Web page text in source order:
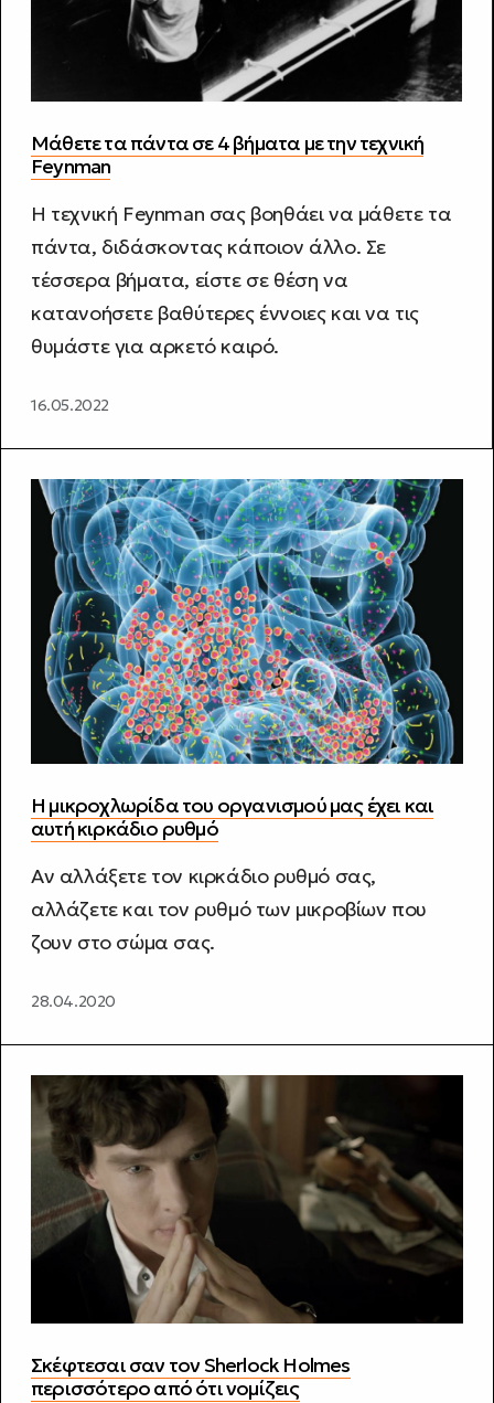
Μάθετε τα πάντα σε 4 βήματα με την τεχνική
Feynman
Η τεχνική Feynman σας βοηθάει να μάθετε τα
πάντα, διδάσκοντας κάποιον άλλο. Σε
τέσσερα βήματα, είστε σε θέση να
κατανοήσετε βαθύτερες έννοιες και να τις
θυμάστε για αρκετό καιρό.
16.05.2022
Η μικροχλωρίδα του οργανισμού μας έχει και
αυτή κιρκάδιο ρυθμό
Αν αλλάξετε τον κιρκάδιο ρυθμό σας,
αλλάζετε και τον ρυθμό των μικροβίων που
ζουν στο σώμα σας.
28.04.2020
Σκέφτεσαι σαν τον Sherlock Holmes
περισσότερο από ότι νομίζεις